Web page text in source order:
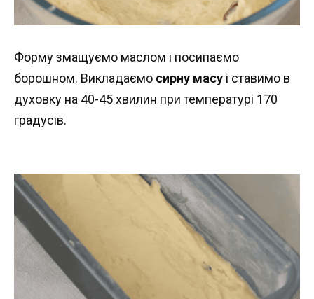
Форму змащуємо маслом і посипаємо
борошном. Викладаємо сирну масу і ставимо в
духовку на 40-45 хвилин при температурі 170
градусів.